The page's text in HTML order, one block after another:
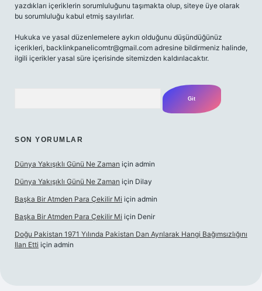
yazdıkları içeriklerin sorumluluğunu taşımakta olup, siteye üye olarak
bu sorumluluğu kabul etmiş sayılırlar.
Hukuka ve yasal düzenlemelere aykırı olduğunu düşündüğünüz
içerikleri, backlinkpanelicomtr@gmail.com adresine bildirmeniz halinde,
ilgili içerikler yasal süre içerisinde sitemizden kaldırılacaktır.
SON YORUMLAR
Dünya Yakışıklı Günü Ne Zaman için admin
Dünya Yakışıklı Günü Ne Zaman için Dilay
Başka Bir Atmden Para Çekilir Mi için admin
Başka Bir Atmden Para Çekilir Mi için Denir
Doğu Pakistan 1971 Yılında Pakistan Dan Ayrılarak Hangi Bağımsızlığını
Ilan Etti için admin